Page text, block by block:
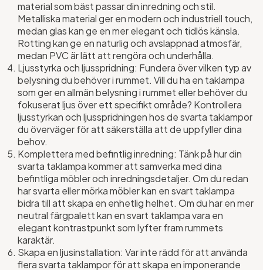
material som bäst passar din inredning och stil.
Metalliska material ger en modern och industriell touch,
medan glas kan ge en mer elegant och tidlös känsla.
Rotting kan ge en naturlig och avslappnad atmosfär,
medan PVC är lätt att rengöra och underhålla.
Ljusstyrka och ljusspridning: Fundera över vilken typ av
belysning du behöver i rummet. Vill du ha en taklampa
som ger en allmän belysning i rummet eller behöver du
fokuserat ljus över ett specifikt område? Kontrollera
ljusstyrkan och ljusspridningen hos de svarta taklampor
du överväger för att säkerställa att de uppfyller dina
behov.
Komplettera med befintlig inredning: Tänk på hur din
svarta taklampa kommer att samverka med dina
befintliga möbler och inredningsdetaljer. Om du redan
har svarta eller mörka möbler kan en svart taklampa
bidra till att skapa en enhetlig helhet. Om du har en mer
neutral färgpalett kan en svart taklampa vara en
elegant kontrastpunkt som lyfter fram rummets
karaktär.
Skapa en ljusinstallation: Var inte rädd för att använda
flera svarta taklampor för att skapa en imponerande